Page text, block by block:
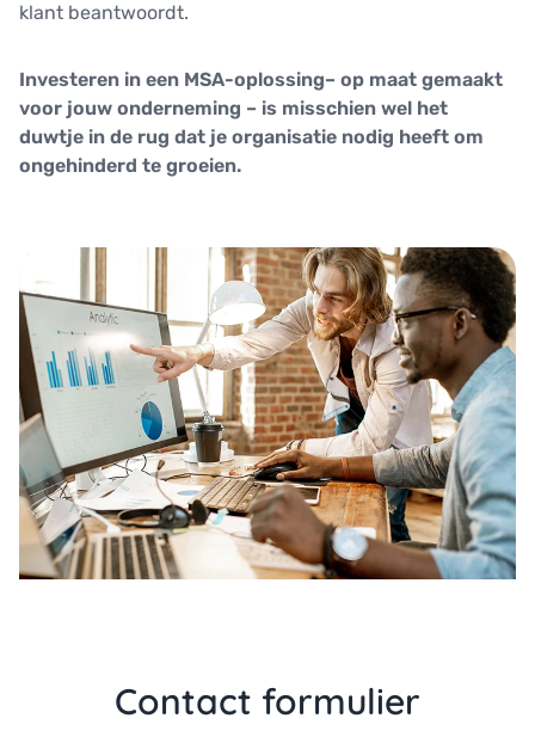
klant beantwoordt.
Investeren in een MSA-oplossing– op maat gemaakt
voor jouw onderneming – is misschien wel het
duwtje in de rug dat je organisatie nodig heeft om
ongehinderd te groeien.
Contact formulier